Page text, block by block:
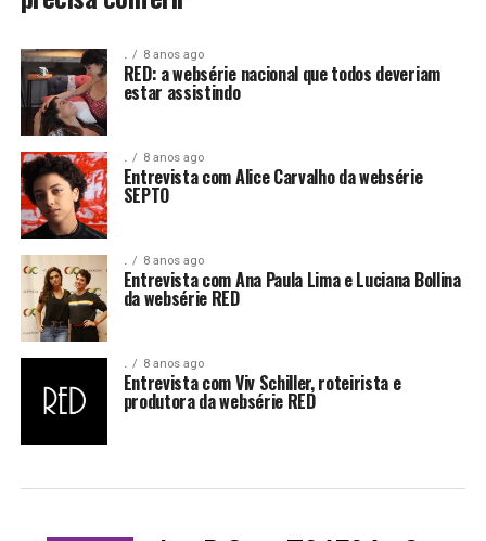
. 8 anos ago
RED: a websérie nacional que todos deveriam
estar assistindo
. 8 anos ago
Entrevista com Alice Carvalho da websérie
SEPTO
. 8 anos ago
Entrevista com Ana Paula Lima e Luciana Bollina
da websérie RED
. 8 anos ago
Entrevista com Viv Schiller, roteirista e
produtora da websérie RED